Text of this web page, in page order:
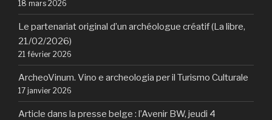
18 mars 2026
Le partenariat original d’un archéologue créatif (La libre,
21/02/2026)
21 février 2026
ArcheoVinum. Vino e archeologia per il Turismo Culturale
17 janvier 2026
Article dans la presse belge : l’Avenir BW, jeudi 4